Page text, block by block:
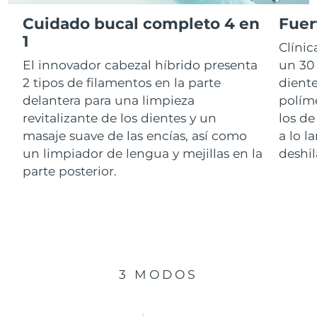
Cuidado bucal completo 4 en
1
El innovador cabezal híbrido presenta
2 tipos de filamentos en la parte
delantera para una limpieza
revitalizante de los dientes y un
masaje suave de las encías, así como
un limpiador de lengua y mejillas en la
parte posterior.
un
los
a lo
3 MODOS
RAE de Macao
(China)
Malasia Entrega prevista 8/13/26
Malta Entrega prevista 8/10/26
México Entrega prevista 8/14/26
Mónaco
Entrega prevista